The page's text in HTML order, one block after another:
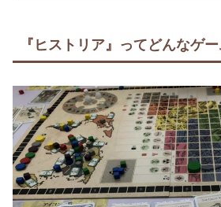
『ヒストリア』ってどんなゲー